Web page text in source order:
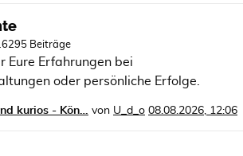
Beiträge
Eure Erfahrungen bei
oder persönliche Erfolge.
kurios - Kön… von U_d_o 08.08.2026, 12:06